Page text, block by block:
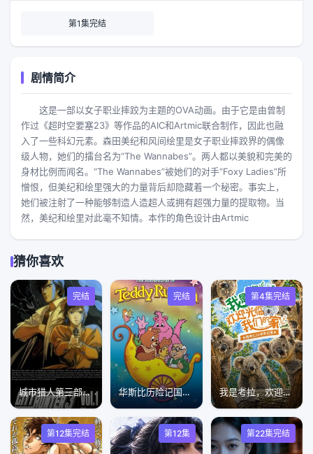
第1集完结
剧情简介
这是一部以女子职业摔跤为主题的OVA动画。由于它是由曾制
作过《超时空要塞23》等作品的AIC和Artmic联合制作，因此也融
入了一些科幻元素。森田美纪和风间绘里是女子职业摔跤界的偶像
级人物，她们的擂台名为“The Wannabes”。两人都以美貌和完美的
身材比例而闻名。“The Wannabes”被她们的对手“Foxy Ladies”所
憎恨，但美纪和绘里强大的力量背后却隐藏着一个秘密。事实上，
她们被注射了一种能够制造人造超人或拥有超强力量的提取物。当
然，美纪和绘里对此毫不知情。本作的角色设计由Artmic
猜你喜欢
完结
城市猎人第三部国语版
完结
华斯比历险记国语版
第4集完结
我是考拉，欢迎光临我们的家​
第12集完结 第12集 第22集完结